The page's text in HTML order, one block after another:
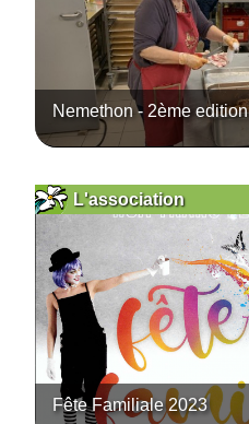
Nemethon - 2ème edition
L'association
Fête Familiale 2023